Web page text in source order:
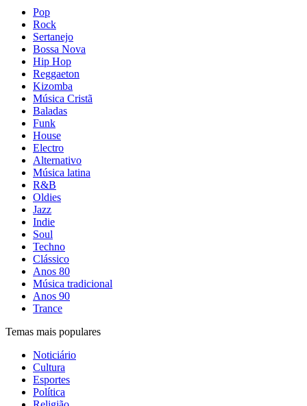
Pop
Rock
Sertanejo
Bossa Nova
Hip Hop
Reggaeton
Kizomba
Música Cristã
Baladas
Funk
House
Electro
Alternativo
Música latina
R&B
Oldies
Jazz
Indie
Soul
Techno
Clássico
Anos 80
Música tradicional
Anos 90
Trance
Temas mais populares
Noticiário
Cultura
Esportes
Política